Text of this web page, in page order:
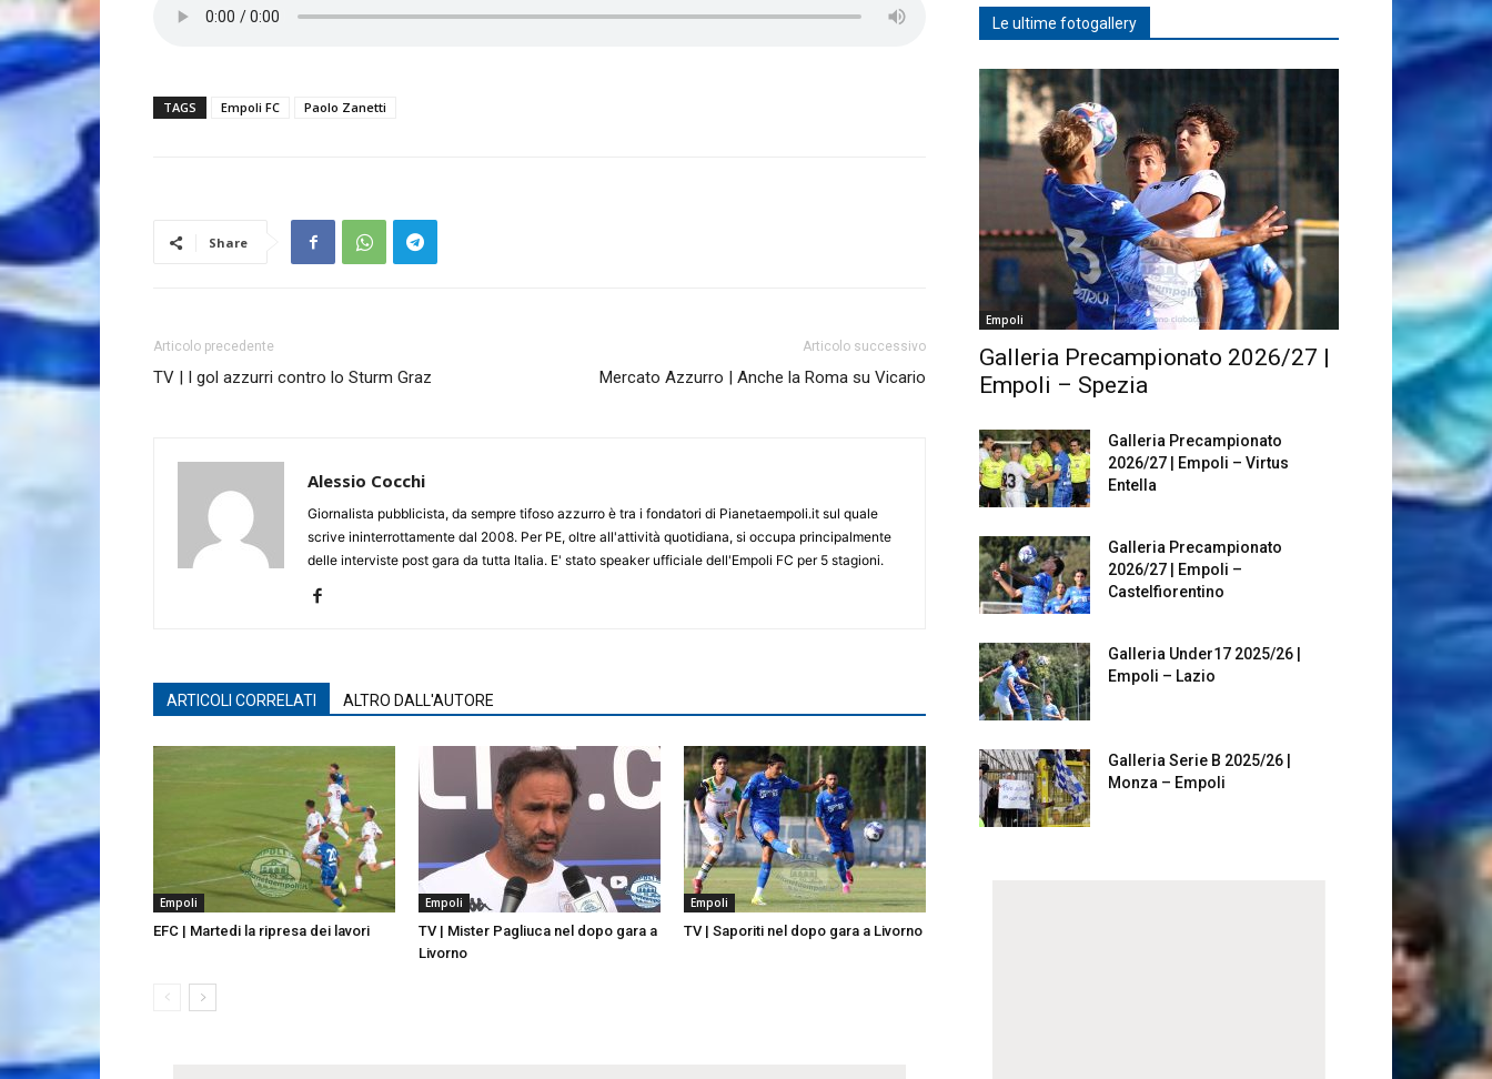
TAGS Empoli FC Paolo Zanetti
Share
Articolo precedente
TV | I gol azzurri contro lo Sturm Graz
Articolo successivo
Mercato Azzurro | Anche la Roma su Vicario
Alessio Cocchi
Giornalista pubblicista, da sempre tifoso azzurro è tra i fondatori di Pianetaempoli.it sul quale
scrive ininterrottamente dal 2008. Per PE, oltre all'attività quotidiana, si occupa principalmente
delle interviste post gara da tutta Italia. E' stato speaker ufficiale dell'Empoli FC per 5 stagioni.
ARTICOLI CORRELATI ALTRO DALL'AUTORE
Empoli
EFC | Martedi la ripresa dei lavori
Empoli
TV | Mister Pagliuca nel dopo gara a
Livorno
Empoli
TV | Saporiti nel dopo gara a Livorno
Le ultime fotogallery
Empoli
Galleria Precampionato 2026/27 |
Empoli – Spezia
Galleria Precampionato
2026/27 | Empoli – Virtus
Entella
Galleria Precampionato
2026/27 | Empoli –
Castelfiorentino
Galleria Under17 2025/26 |
Empoli – Lazio
Galleria Serie B 2025/26 |
Monza – Empoli